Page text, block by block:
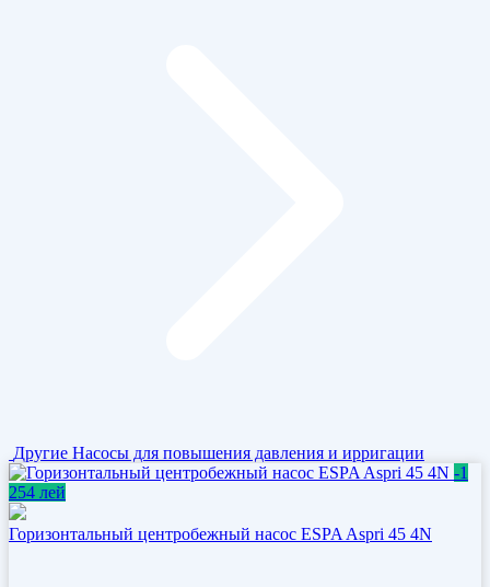
Другие Насосы для повышения давления и ирригации
-1
254 лей
Горизонтальный центробежный насос ESPA Aspri 45 4N